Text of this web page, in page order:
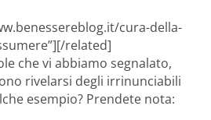
cura-della-
related]
che vi abbiamo segnalato,
rivelarsi degli irrinunciabili
esempio? Prendete nota: